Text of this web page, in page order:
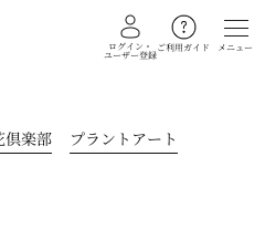
ログイン・
ユーザー登録
ご利用ガイド メニュー
倶楽部
プラントアート